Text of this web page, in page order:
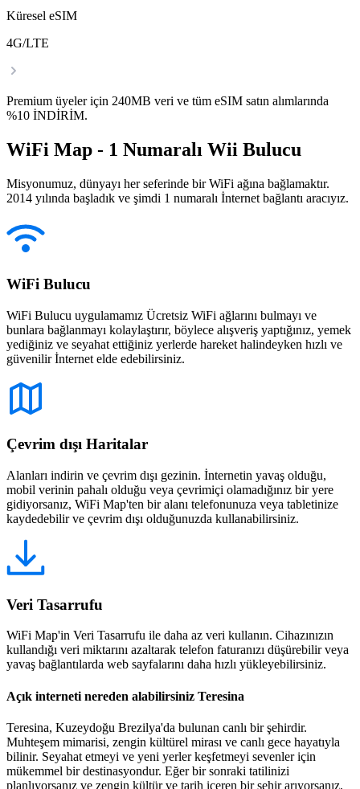
Küresel eSIM
4G/LTE
Premium üyeler için 240MB veri ve tüm eSIM satın alımlarında
%10 İNDİRİM.
WiFi Map - 1 Numaralı Wii Bulucu
Misyonumuz, dünyayı her seferinde bir WiFi ağına bağlamaktır.
2014 yılında başladık ve şimdi 1 numaralı İnternet bağlantı aracıyız.
WiFi Bulucu
WiFi Bulucu uygulamamız Ücretsiz WiFi ağlarını bulmayı ve
bunlara bağlanmayı kolaylaştırır, böylece alışveriş yaptığınız, yemek
yediğiniz ve seyahat ettiğiniz yerlerde hareket halindeyken hızlı ve
güvenilir İnternet elde edebilirsiniz.
Çevrim dışı Haritalar
Alanları indirin ve çevrim dışı gezinin. İnternetin yavaş olduğu,
mobil verinin pahalı olduğu veya çevrimiçi olamadığınız bir yere
gidiyorsanız, WiFi Map'ten bir alanı telefonunuza veya tabletinize
kaydedebilir ve çevrim dışı olduğunuzda kullanabilirsiniz.
Veri Tasarrufu
WiFi Map'in Veri Tasarrufu ile daha az veri kullanın. Cihazınızın
kullandığı veri miktarını azaltarak telefon faturanızı düşürebilir veya
yavaş bağlantılarda web sayfalarını daha hızlı yükleyebilirsiniz.
Açık interneti nereden alabilirsiniz Teresina
Teresina, Kuzeydoğu Brezilya'da bulunan canlı bir şehirdir.
Muhteşem mimarisi, zengin kültürel mirası ve canlı gece hayatıyla
bilinir. Seyahat etmeyi ve yeni yerler keşfetmeyi sevenler için
mükemmel bir destinasyondur. Eğer bir sonraki tatilinizi
planlıyorsanız ve zengin kültür ve tarih içeren bir şehir arıyorsanız,